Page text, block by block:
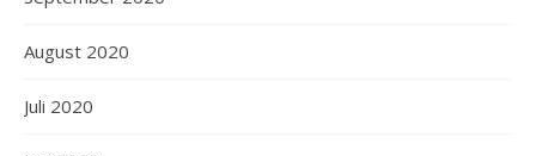
August 2020
Juli 2020